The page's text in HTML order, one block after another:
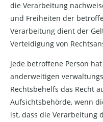
die Verarbeitung
und Freiheiten der
Verarbeitung dient der
Verteidigung von
Jede betroffene Person
anderweitigen
Rechtsbehelfs das Recht
Aufsichtsbehörde, wenn
ist, dass die Verarbeitung